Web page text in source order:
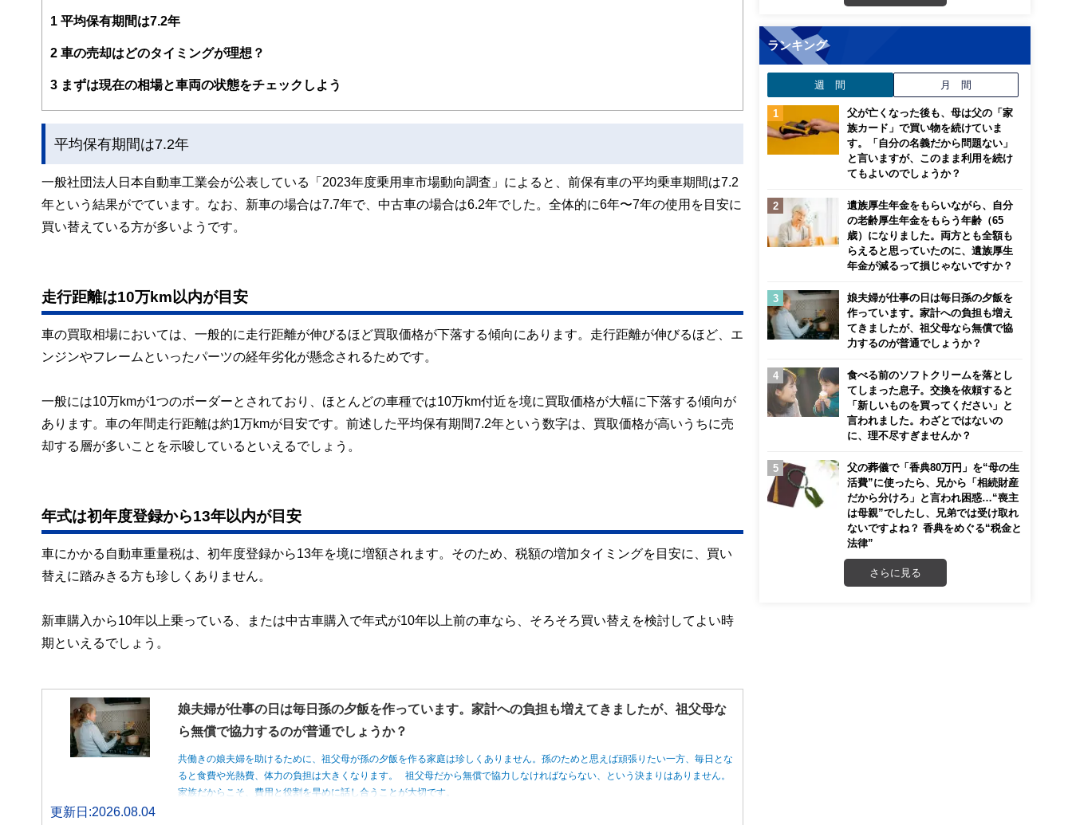
案から記事掲載まですべての工程に関わることで、読者目線のコンテンツを追求しています。
FinancialFieldの特徴は、ファイナンシャルプランナー、弁護士、税理士、宅地建物取引士、相続診断士、住宅ローンアドバイザー、DCプランナ
ー、公認会計士、社会保険労務士、行政書士、投資アナリスト、キャリアコンサルタントなど150名以上の有資格者を執筆者・監修者として迎
私たちは、快適でより良い生活のアイデアを提供するお金のコンシェルジュを目指します。
1 平均保有期間は7.2年
2 車の売却はどのタイミングが理想？
3 まずは現在の相場と車両の状態をチェックしよう
平均保有期間は7.2年
一般社団法人日本自動車工業会が公表している「2023年度乗用車市場動向調査」によると、前保有車の平均乗車期間は7.2
年という結果がでています。なお、新車の場合は7.7年で、中古車の場合は6.2年でした。全体的に6年〜7年の使用を目安に
買い替えている方が多いようです。
走行距離は10万km以内が目安
車の買取相場においては、一般的に走行距離が伸びるほど買取価格が下落する傾向にあります。走行距離が伸びるほど、エ
ンジンやフレームといったパーツの経年劣化が懸念されるためです。
一般には10万kmが1つのボーダーとされており、ほとんどの車種では10万km付近を境に買取価格が大幅に下落する傾向が
あります。車の年間走行距離は約1万kmが目安です。前述した平均保有期間7.2年という数字は、買取価格が高いうちに売
却する層が多いことを示唆しているといえるでしょう。
年式は初年度登録から13年以内が目安
車にかかる自動車重量税は、初年度登録から13年を境に増額されます。そのため、税額の増加タイミングを目安に、買い
替えに踏みきる方も珍しくありません。
新車購入から10年以上乗っている、または中古車購入で年式が10年以上前の車なら、そろそろ買い替えを検討してよい時
期といえるでしょう。
娘夫婦が仕事の日は毎日孫の夕飯を作っています。家計への負担も増えてきましたが、祖父母な
ら無償で協力するのが普通でしょうか？
共働きの娘夫婦を助けるために、祖父母が孫の夕飯を作る家庭は珍しくありません。孫のためと思えば頑張りたい一方、毎日とな
ると食費や光熱費、体力の負担は大きくなります。 祖父母だから無償で協力しなければならない、という決まりはありません。
家族だからこそ、費用と役割を早めに話し合うことが大切です。
更新日:2026.08.04
ランキング
週 間 月 間
父が亡くなった後も、母は父の「家
族カード」で買い物を続けていま
す。「自分の名義だから問題ない」
と言いますが、このまま利用を続け
てもよいのでしょうか？
遺族厚生年金をもらいながら、自分
の老齢厚生年金をもらう年齢（65
歳）になりました。両方とも全額も
らえると思っていたのに、遺族厚生
年金が減るって損じゃないですか？
娘夫婦が仕事の日は毎日孫の夕飯を
作っています。家計への負担も増え
てきましたが、祖父母なら無償で協
力するのが普通でしょうか？
食べる前のソフトクリームを落とし
てしまった息子。交換を依頼すると
「新しいものを買ってください」と
言われました。わざとではないの
に、理不尽すぎませんか？
父の葬儀で「香典80万円」を“母の生
活費”に使ったら、兄から「相続財産
だから分けろ」と言われ困惑…“喪主
は母親”でしたし、兄弟では受け取れ
ないですよね？ 香典をめぐる“税金と
法律”
さらに見る